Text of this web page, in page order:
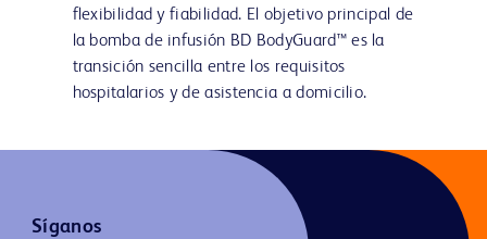
flexibilidad y fiabilidad. El objetivo principal de
la bomba de infusión BD BodyGuard™ es la
transición sencilla entre los requisitos
hospitalarios y de asistencia a domicilio.
Síganos